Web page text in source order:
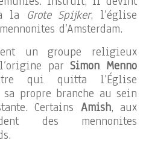
la Grote Spijker, l’église
d’Amsterdam.
un groupe religieux
parSimon Menno
qui quitta l’Église
propre branche au sein
Certains Amish, aux
des mennonites